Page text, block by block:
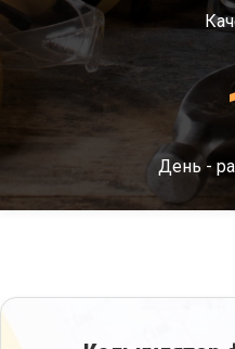
День -